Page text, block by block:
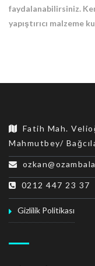
faydalanabilirsiniz.
yapıştırıcı malzeme
Fatih Mah.
Mahmutbey/
0212 447 23 37
Gizlilik Politikası